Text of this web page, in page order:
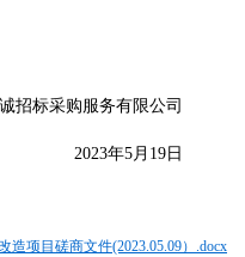
招标采购服务有限公司
2023年5月 19 日
造项目磋商文件(2023.05.09）.docx